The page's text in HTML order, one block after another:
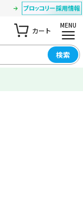
カート
MENU
検索